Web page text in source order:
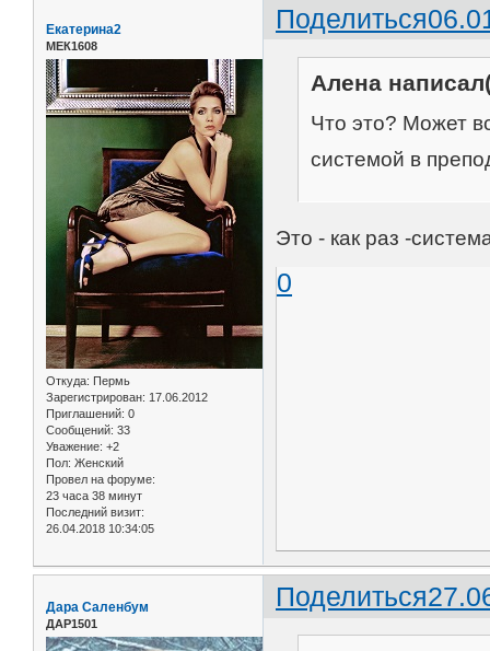
Поделиться
Екатерина2
МЕК1608
Откуда: Пермь
Зарегистрирован: 17.06.2012
Приглашений: 0
Сообщений: 33
Уважение: +2
Пол: Женский
Провел на форуме:
23 часа 38 минут
Последний визит:
26.04.2018 10:34:05
Алена
Что это? Может
системой в
Это - как раз -
0
Поделиться
Дара Саленбум
ДАР1501